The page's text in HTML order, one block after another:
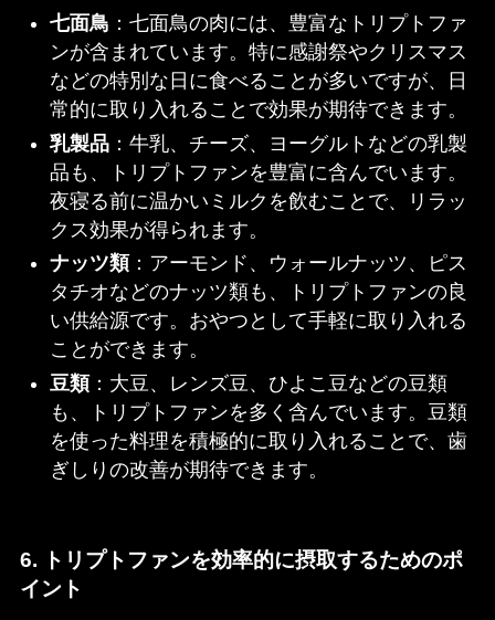
七面鳥 ：七面鳥の肉には、豊富なトリプトファ
ンが含まれています。特に感謝祭やクリスマス
などの特別な日に食べることが多いですが、日
常的に取り入れることで効果が期待できます。
乳製品：牛乳、チーズ、ヨーグルトなどの乳製
品も、トリプトファンを豊富に含んでいます。
夜寝る前に温かいミルクを飲むことで、リラッ
クス効果が得られます。
ナッツ類：アーモンド、ウォールナッツ、ピス
タチオなどのナッツ類も、トリプトファンの良
い供給源です。おやつとして手軽に取り入れる
ことができます。
豆類：大豆、レンズ豆、ひよこ豆などの豆類
も、トリプトファンを多く含んでいます。豆類
を使った料理を積極的に取り入れることで、歯
ぎしりの改善が期待できます。
6. トリプトファンを効率的に摂取するためのポ
イント